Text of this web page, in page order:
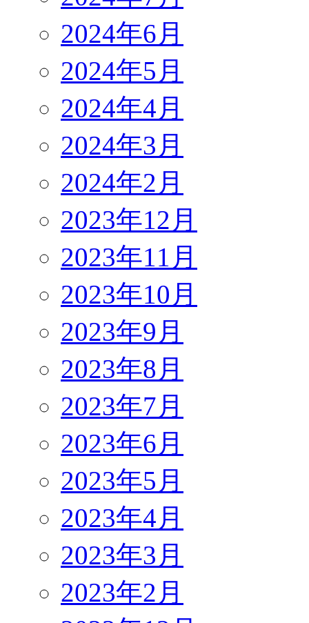
2024年6月
2024年5月
2024年4月
2024年3月
2024年2月
2023年12月
2023年11月
2023年10月
2023年9月
2023年8月
2023年7月
2023年6月
2023年5月
2023年4月
2023年3月
2023年2月